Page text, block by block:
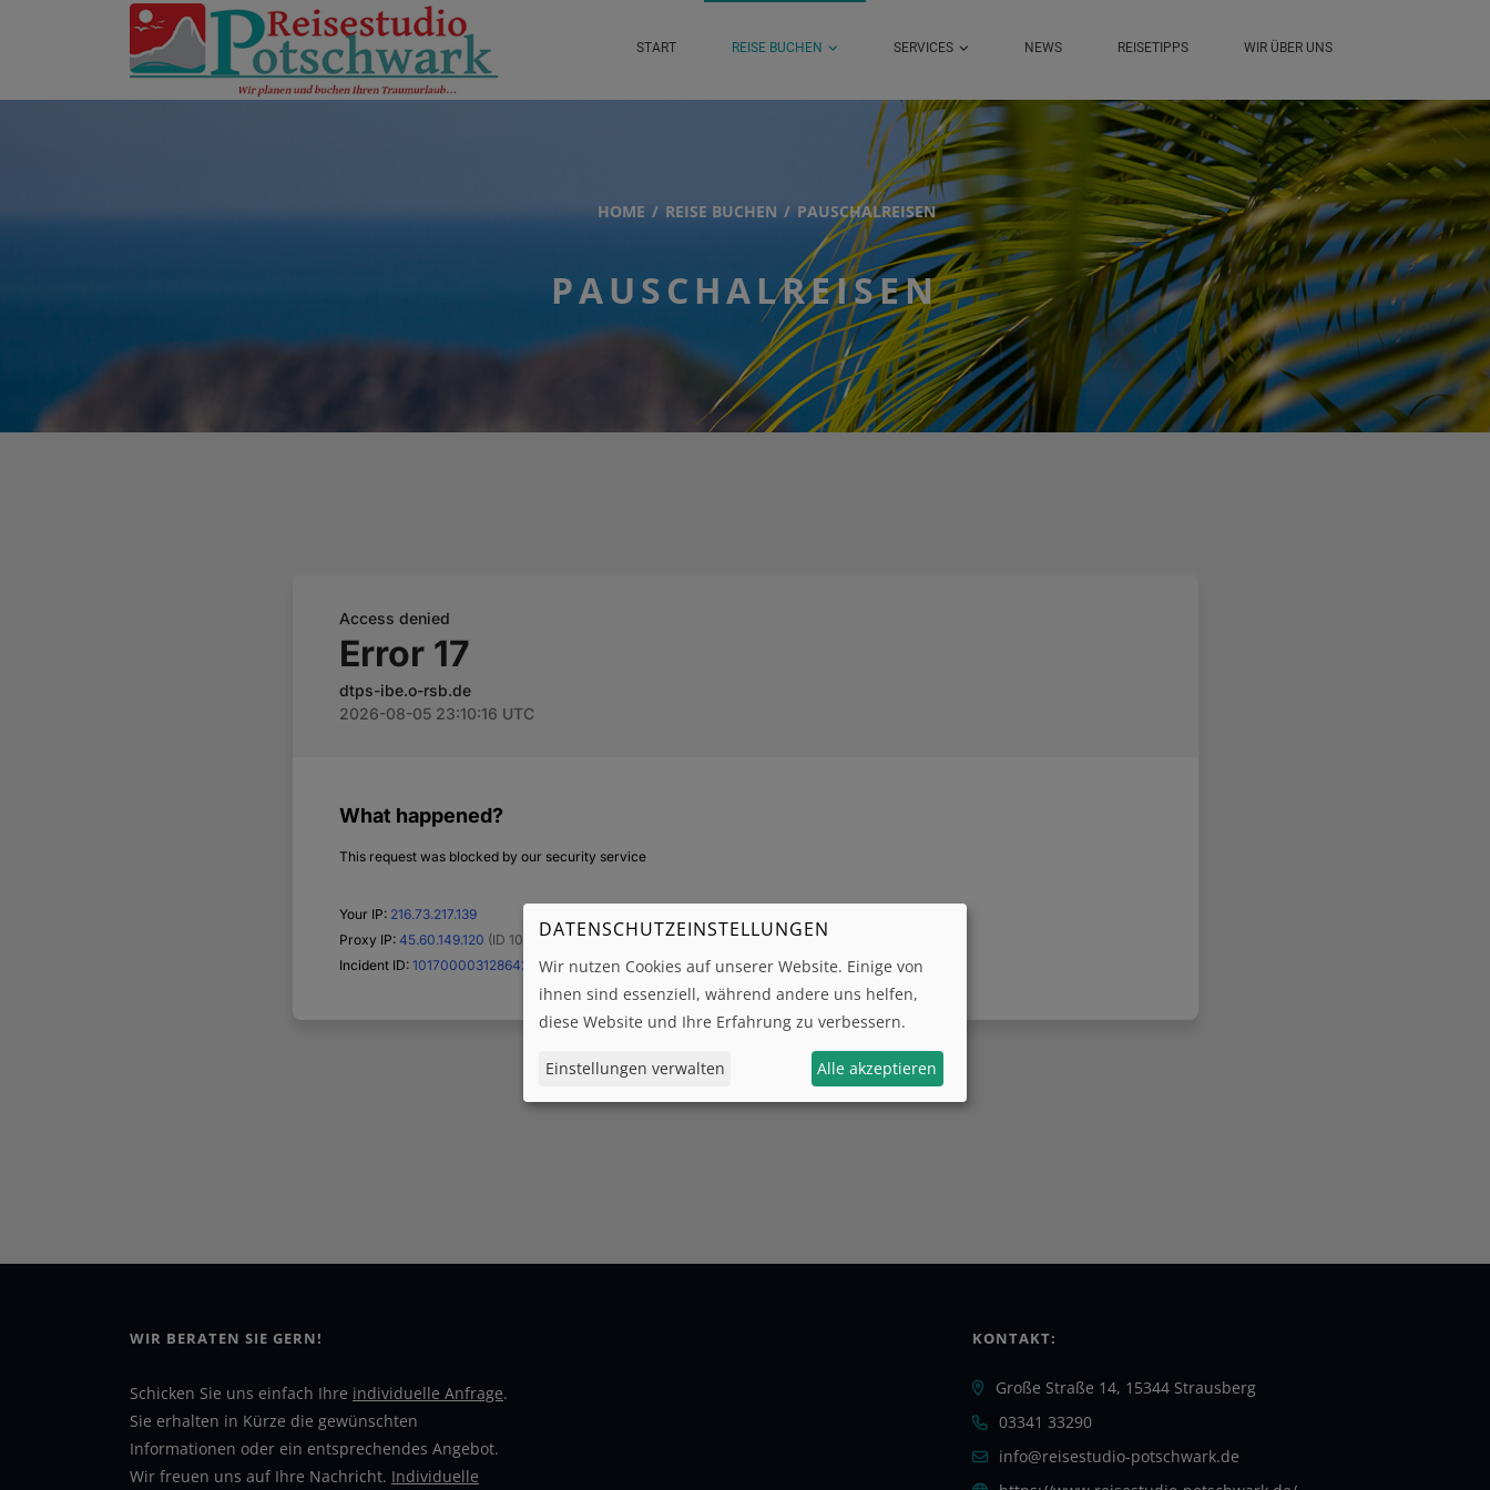
START REISE BUCHEN SERVICES NEWS REISETIPPS WIR ÜBER UNS
HOME REISE BUCHEN PAUSCHALREISEN
PAUSCHALREISEN
WIR BERATEN SIE GERN!
Schicken Sie uns einfach Ihre individuelle Anfrage.
Sie erhalten in Kürze die gewünschten
Informationen oder ein entsprechendes Angebot.
Wir freuen uns auf Ihre Nachricht. Individuelle
KONTAKT:
Große Straße 14, 15344 Strausberg
03341 33290
info@reisestudio-potschwark.de
DATENSCHUTZEINSTELLUNGEN
Wir nutzen Cookies auf unserer Website. Einige von
ihnen sind essenziell, während andere uns helfen,
diese Website und Ihre Erfahrung zu verbessern.
Einstellungen verwalten Alle akzeptieren